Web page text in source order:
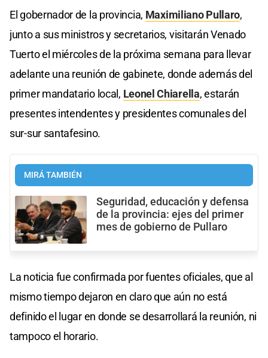
El gobernador de la provincia, Maximiliano Pullaro,
junto a sus ministros y secretarios, visitarán Venado
Tuerto el miércoles de la próxima semana para llevar
adelante una reunión de gabinete, donde además del
primer mandatario local, Leonel Chiarella, estarán
presentes intendentes y presidentes comunales del
sur-sur santafesino.
MIRÁ TAMBIÉN
Seguridad, educación y defensa
de la provincia: ejes del primer
mes de gobierno de Pullaro
La noticia fue confirmada por fuentes oficiales, que al
mismo tiempo dejaron en claro que aún no está
definido el lugar en donde se desarrollará la reunión, ni
tampoco el horario.